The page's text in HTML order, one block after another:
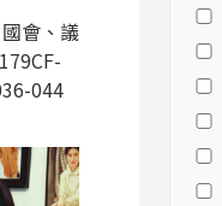
會、議
044